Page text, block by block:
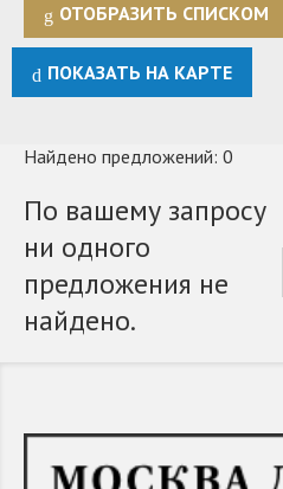
ОТОБРАЗИТЬ СПИСКОМ
ПОКАЗАТЬ НА КАРТЕ
Найдено предложений: 0
По вашему запросу
ни одного
предложения не
найдено.